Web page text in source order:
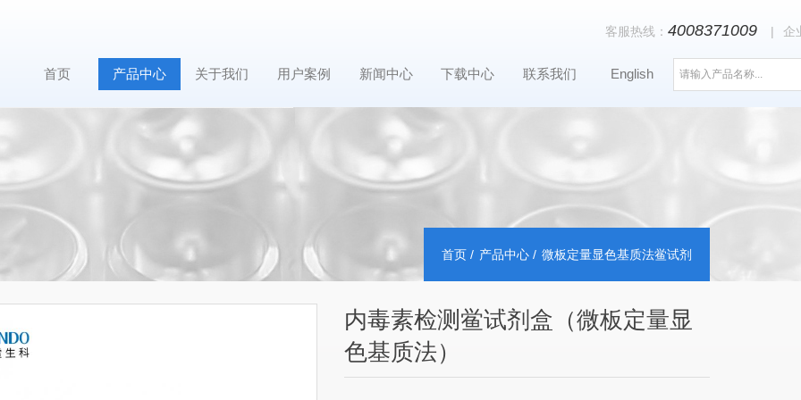
首页 产品中心 关于我们 用户案例 新闻中心 下载中心 联系我们 English
客服热线： 4008371009 | 企
首页 产品中心 微板定量显色基质法鲎试剂
内毒素检测鲎试剂盒（微板定量显
色基质法）